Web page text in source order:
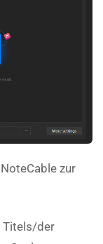
zur
Titels/der